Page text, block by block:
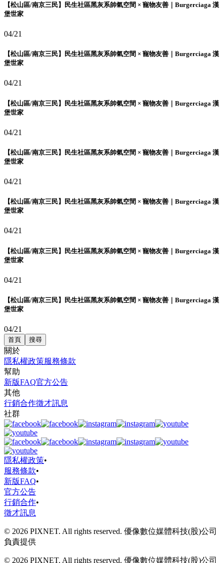
【松山區/南京三民】民生社區黑灰系帥氣空間 × 寵物友善｜Burgerciaga 漢
堡世家
04/21
【松山區/南京三民】民生社區黑灰系帥氣空間 × 寵物友善｜Burgerciaga 漢
堡世家
04/21
【松山區/南京三民】民生社區黑灰系帥氣空間 × 寵物友善｜Burgerciaga 漢
堡世家
04/21
【松山區/南京三民】民生社區黑灰系帥氣空間 × 寵物友善｜Burgerciaga 漢
堡世家
04/21
【松山區/南京三民】民生社區黑灰系帥氣空間 × 寵物友善｜Burgerciaga 漢
堡世家
04/21
【松山區/南京三民】民生社區黑灰系帥氣空間 × 寵物友善｜Burgerciaga 漢
堡世家
04/21
【松山區/南京三民】民生社區黑灰系帥氣空間 × 寵物友善｜Burgerciaga 漢
堡世家
04/21
首頁 搜尋
關於
隱私權政策服務條款
幫助
新版FAQ官方公告
其他
行銷合作徵才訊息
社群
隱私權政策•
服務條款•
新版FAQ•
官方公告
行銷合作•
徵才訊息
© 2026 PIXNET. All rights reserved. 優像數位媒體科技(股)公司
負責提供
© 2026 PIXNET. All rights reserved. 優像數位媒體科技(股)公司